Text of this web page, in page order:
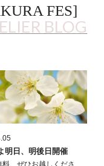
FES]
BLOG
明日、明後日開催